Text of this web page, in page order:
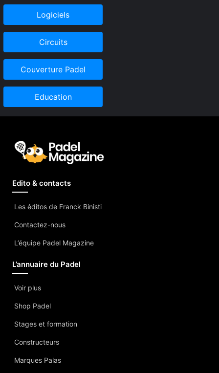
Logiciels
Circuits
Couverture Padel
Education
Edito & contacts
Les éditos de Franck Binisti
Contactez-nous
L’équipe Padel Magazine
L’annuaire du Padel
Voir plus
Shop Padel
Stages et formation
Constructeurs
Marques Palas